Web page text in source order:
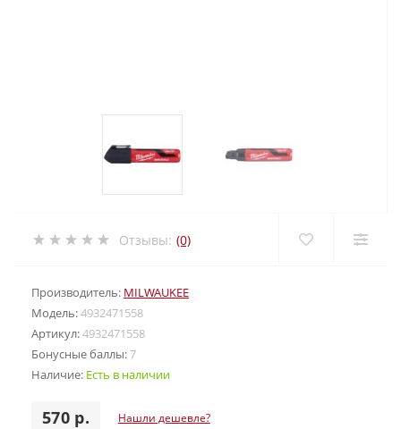
Отзывы: (0)
Производитель: MILWAUKEE
Модель:4932471558
Артикул:4932471558
Бонусные баллы:7
Наличие: Есть в наличии
570 р. Нашли дешевле?